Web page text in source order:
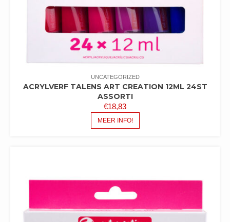
UNCATEGORIZED
ACRYLVERF TALENS ART CREATION 12ML 24ST
ASSORTI
€18,83
MEER INFO!